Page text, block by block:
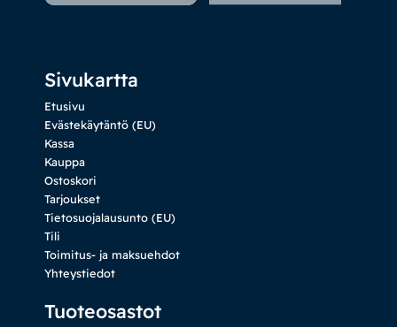
Sivukartta
Etusivu
Evästekäytäntö (EU)
Kassa
Kauppa
Ostoskori
Tarjoukset
Tietosuojalausunto (EU)
Tili
Toimitus- ja maksuehdot
Yhteystiedot
Tuoteosastot